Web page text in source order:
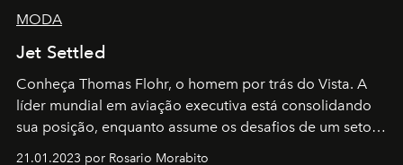
MODA
Jet Settled
Conheça Thomas Flohr, o homem por trás do Vista. A
líder mundial em aviação executiva está consolidando
sua posição, enquanto assume os desafios de um setor
em rápida evolução e redefinindo o conceito de luxo
21.01.2023 por Rosario Morabito